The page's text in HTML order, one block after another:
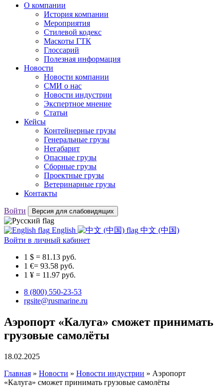
О компании
История компании
Мероприятия
Стилевой кодекс
Маскоты ГТК
Глоссарий
Полезная информация
Новости
Новости компании
СМИ о нас
Новости индустрии
Экспертное мнение
Статьи
Кейсы
Контейнерные грузы
Генеральные грузы
Негабарит
Опасные грузы
Сборные грузы
Проектные грузы
Ветеринарные грузы
Контакты
Войти Версия для слабовидящих
English
中文 (中国)
Войти в личный кабинет
1 $ = 81.13 руб.
1 €= 93.58 руб.
1 ¥ = 11.97 руб.
8 (800) 550-23-53
rgsite@rusmarine.ru
Аэропорт «Калуга» сможет принимать
грузовые самолёты
18.02.2025
Главная » Новости » Новости индустрии » Аэропорт
«Калуга» сможет принимать грузовые самолёты